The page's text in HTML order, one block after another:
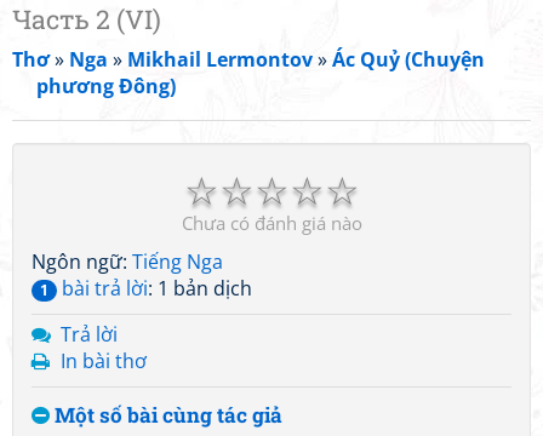
Часть 2 (VI)
Thơ» Nga » Mikhail Lermontov»Ác Quỷ (Chuyện
phương Đông)
☆
☆
☆
☆
☆
Chưa có đánh giá nào
Ngôn ngữ: Tiếng Nga
1 bài trả lời: 1 bản dịch
Trả lời
In bài thơ
Một số bài cùng tác giả